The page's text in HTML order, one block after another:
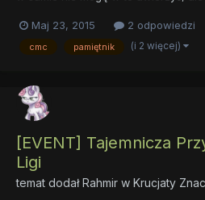
Pojawił się mój znaczek !! Myślałam
niego długo, ale wczoraj wyszedł
ze swoją grzywką, bo trochę mnie
Maj 23, 2015 2 odpowiedzi
cmc pamiętnik (i 2 więcej)
[EVENT] Tajemnicza
Ligi
temat dodałRahmir w Krucjaty